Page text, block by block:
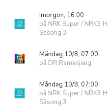
Imorgon, 16:00
på NRK Super / NRK3
Säsong 3
Måndag 10/8, 07:00
på DR Ramasjang
Måndag 10/8, 07:00
på NRK Super / NRK3
Säsong 3